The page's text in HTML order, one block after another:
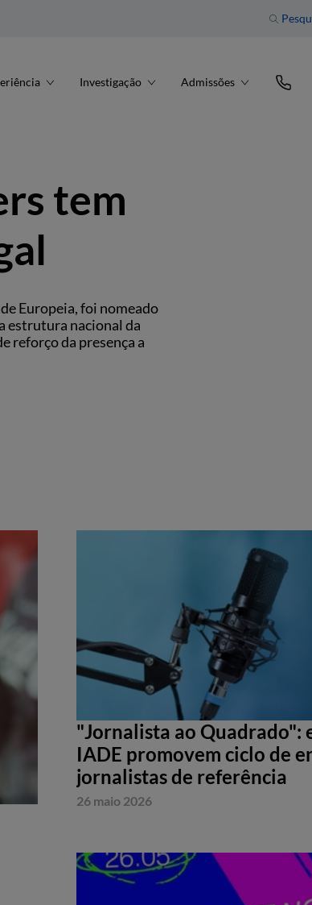
Investigação Admissões
tem
Europeia, foi nomeado
estrutura nacional da
reforço da presença a
"Jornalista ao Quadrado":
IADE promovem ciclo de
jornalistas de referência
26 maio 2026